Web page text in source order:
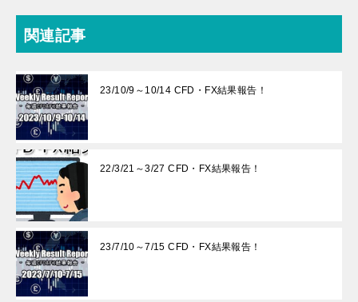
関連記事
23/10/9～10/14 CFD・FX結果報告！
22/3/21～3/27 CFD・FX結果報告！
23/7/10～7/15 CFD・FX結果報告！